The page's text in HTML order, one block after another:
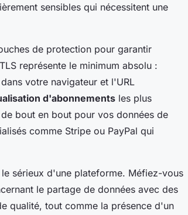
sensibles qui nécessitent une
de protection pour garantir
représente le minimum absolu :
votre navigateur et l'URL
d'abonnements les plus
bout en bout pour vos données de
comme Stripe ou PayPal qui
sérieux d'une plateforme. Méfiez-vous
le partage de données avec des
qualité, tout comme la présence d'un